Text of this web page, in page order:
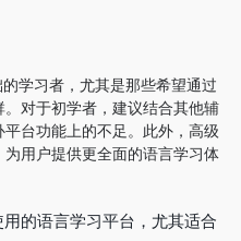
学习者，尤其是那些希望通过
对于初学者，建议结合其他辅
台功能上的不足。此外，高级
用户提供更全面的语言学习体
的语言学习平台，尤其适合